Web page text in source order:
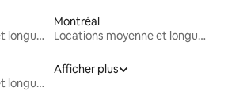
Locations moyenne et longue durée
Montréal
Locations moyenne et longue durée
Locations moyenne et longue durée
Afficher plus